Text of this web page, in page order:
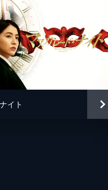
イト